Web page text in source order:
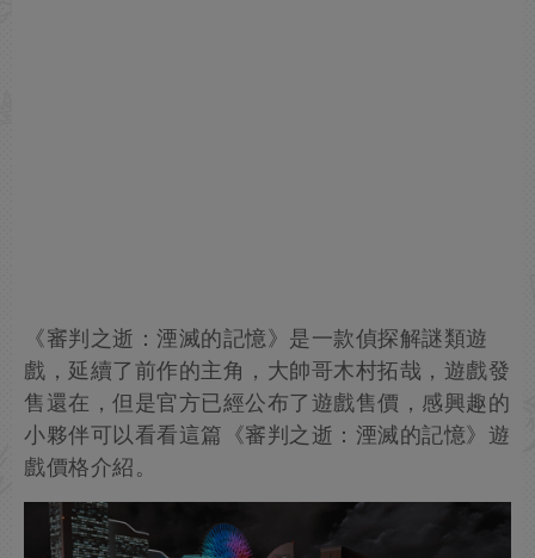
《審判之逝：湮滅的記憶》是一款偵探解謎類遊
戲，延續了前作的主角，大帥哥木村拓哉，遊戲發
售還在，但是官方已經公布了遊戲售價，感興趣的
小夥伴可以看看這篇《審判之逝：湮滅的記憶》遊
戲價格介紹。